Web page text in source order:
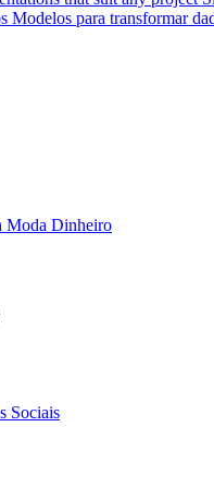
Modelos para transformar
Moda Dinheiro
Sociais